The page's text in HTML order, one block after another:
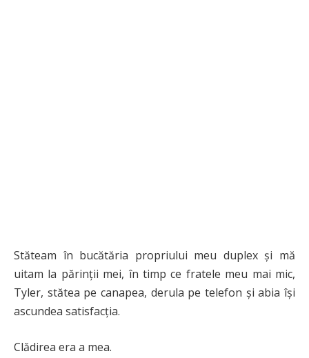
Stăteam în bucătăria propriului meu duplex și mă
uitam la părinții mei, în timp ce fratele meu mai mic,
Tyler, stătea pe canapea, derula pe telefon și abia își
ascundea satisfacția.
Clădirea era a mea.